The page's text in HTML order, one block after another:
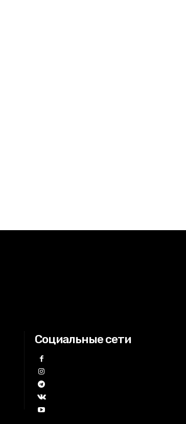
Социальные сети